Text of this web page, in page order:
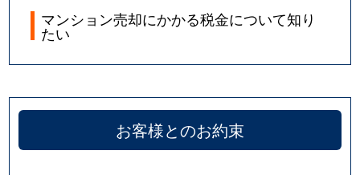
マンション売却にかかる税金について知り
たい
お客様とのお約束